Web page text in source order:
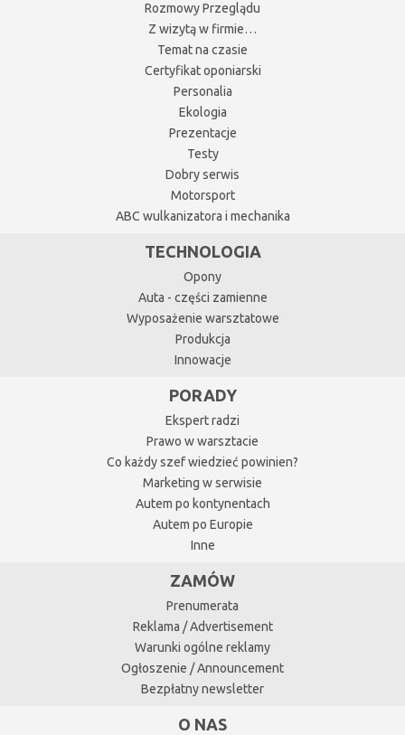
Rozmowy Przeglądu
Z wizytą w firmie…
Temat na czasie
Certyfikat oponiarski
Personalia
Ekologia
Prezentacje
Testy
Dobry serwis
Motorsport
ABC wulkanizatora i mechanika
TECHNOLOGIA
Opony
Auta - części zamienne
Wyposażenie warsztatowe
Produkcja
Innowacje
PORADY
Ekspert radzi
Prawo w warsztacie
Co każdy szef wiedzieć powinien?
Marketing w serwisie
Autem po kontynentach
Autem po Europie
Inne
ZAMÓW
Prenumerata
Reklama / Advertisement
Warunki ogólne reklamy
Ogłoszenie / Announcement
Bezpłatny newsletter
O NAS